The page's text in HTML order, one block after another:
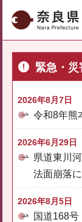
奈良県
緊急・災
2026年8月7日
令和8年熊
2026年6月29日
県道東川
法面崩落
2026年8月5日
国道168